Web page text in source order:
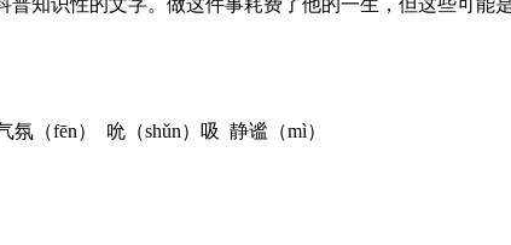
知识性的文字。做这件事耗费了他的一生，但这些可能
氛（fēn） 吮（shǔn）吸 静谧（mì）